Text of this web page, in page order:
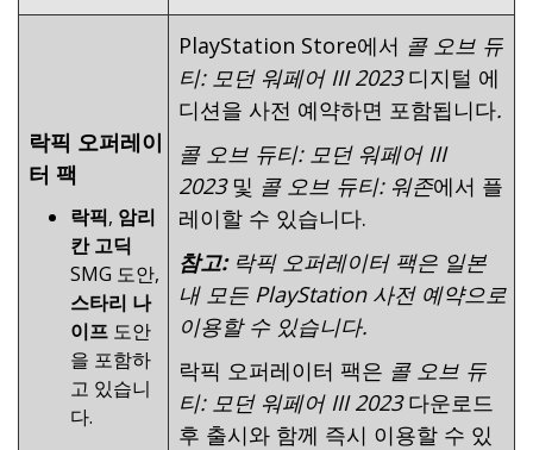
락픽 오퍼레이
터 팩
락픽, 암리
칸 고딕
SMG 도안,
스타리 나
이프 도안
을 포함하
고 있습니
다.
PlayStation Store에서 콜 오브 듀
티: 모던 워페어 III 2023디지털 에
디션을 사전 예약하면 포함됩니다.
콜 오브 듀티: 모던 워페어 III
2023및 콜 오브 듀티: 워존에서 플
레이할 수 있습니다.
참고:락픽 오퍼레이터 팩은 일본
내 모든 PlayStation 사전 예약으로
이용할 수 있습니다.
락픽 오퍼레이터 팩은 콜 오브 듀
티: 모던 워페어 III 2023다운로드
후 출시와 함께 즉시 이용할 수 있